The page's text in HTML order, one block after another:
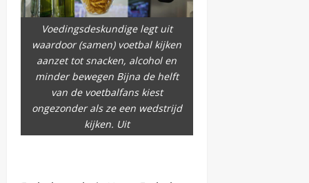
Voedingsdeskundige legt uit
waardoor (samen) voetbal kijken
aanzet tot snacken, alcohol en
minder bewegen Bijna de helft
van de voetbalfans kiest
ongezonder als ze een wedstrijd
kijken. Uit